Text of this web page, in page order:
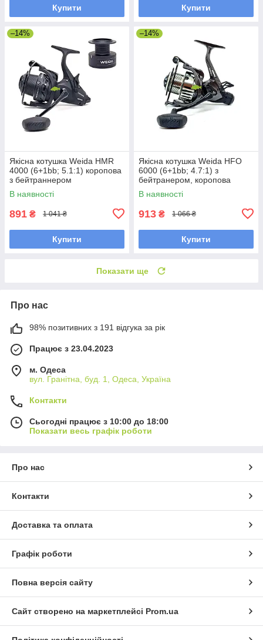
Купити Купити
–14%
Якісна котушка Weida HMR
4000 (6+1bb; 5.1:1) коропова
з бейтраннером
В наявності
891 ₴ 1 041 ₴
Купити
–14%
Якісна котушка Weida HFO
6000 (6+1bb; 4.7:1) з
бейтранером, коропова
котушка
В наявності
913 ₴ 1 066 ₴
Купити
Показати ще
Про нас
98% позитивних з 191 відгука за рік
Працює з 23.04.2023
м. Одеса
вул. Гранітна, буд. 1, Одеса, Україна
Контакти
Сьогодні працює з 10:00 до 18:00
Показати весь графік роботи
Про нас
Контакти
Доставка та оплата
Графік роботи
Повна версія сайту
Сайт створено на маркетплейсі Prom.ua